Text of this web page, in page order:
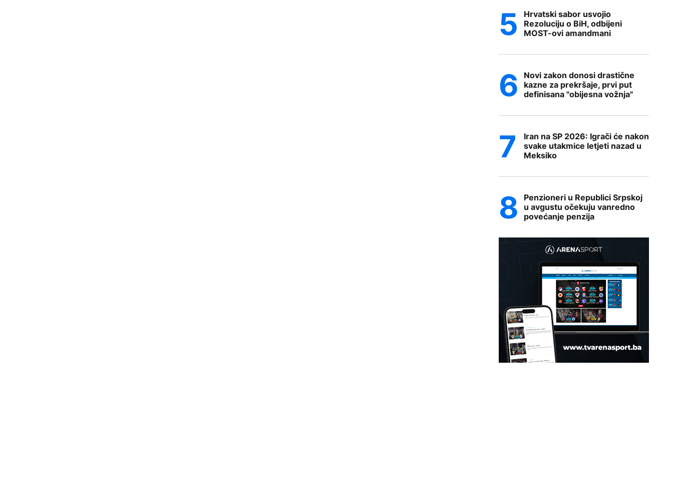
Hrvatski sabor usvojio
Rezoluciju o BiH, odbijeni
MOST-ovi amandmani
Novi zakon donosi drastične
kazne za prekršaje, prvi put
definisana "obijesna vožnja"
Iran na SP 2026: Igrači će nakon
svake utakmice letjeti nazad u
Meksiko
Penzioneri u Republici Srpskoj
u avgustu očekuju vanredno
povećanje penzija